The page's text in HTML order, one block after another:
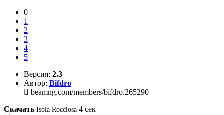
0
1
2
3
4
5
Версия: 2.3
Автор: Bifdro
beamng.com/members/bifdro.265290
Скачать Isola Rocciosa 4 сек